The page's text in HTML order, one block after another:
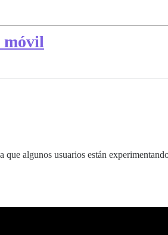
móvil
que algunos usuarios están